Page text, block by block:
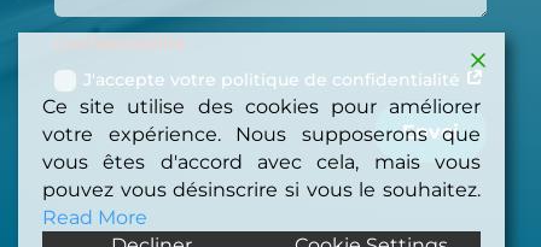
Confidentialité
J'accepte votre politique de confidentialité
Envoi
Ce site utilise des cookies pour améliorer
votre expérience. Nous supposerons que
vous êtes d'accord avec cela, mais vous
pouvez vous désinscrire si vous le souhaitez.
Read More